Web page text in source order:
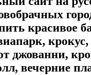
красивое
крокус,
джованни,
вечерние